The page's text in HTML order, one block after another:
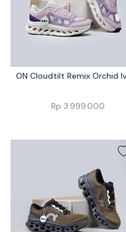
ON Cloudtilt Remix Orchid
Rp 3.999.000